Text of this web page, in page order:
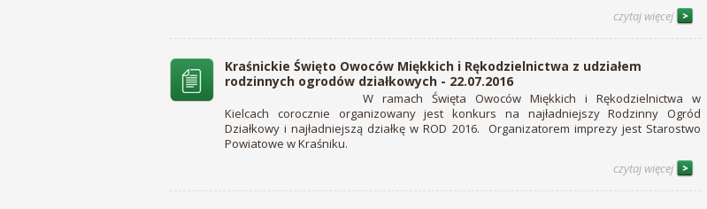
czytaj więcej
Kraśnickie Święto Owoców Miękkich i Rękodzielnictwa z udziałem
rodzinnych ogrodów działkowych - 22.07.2016
W ramach Święta Owoców Miękkich i Rękodzielnictwa w
Kielcach corocznie organizowany jest konkurs na najładniejszy Rodzinny Ogród
Działkowy i najładniejszą działkę w ROD 2016. Organizatorem imprezy jest Starostwo
Powiatowe w Kraśniku.
czytaj więcej